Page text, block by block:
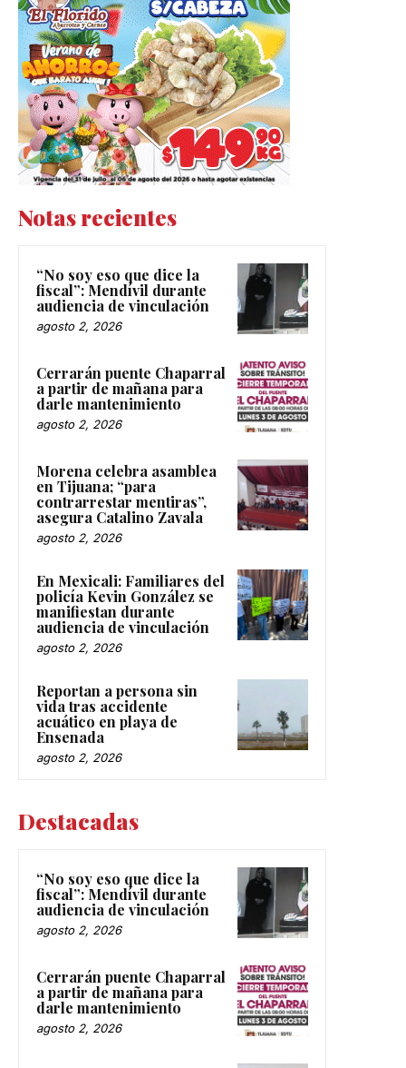
Notas recientes
“No soy eso que dice la
fiscal”: Mendívil durante
audiencia de vinculación
agosto 2, 2026
Cerrarán puente Chaparral
a partir de mañana para
darle mantenimiento
agosto 2, 2026
Morena celebra asamblea
en Tijuana; “para
contrarrestar mentiras”,
asegura Catalino Zavala
agosto 2, 2026
En Mexicali: Familiares del
policía Kevin González se
manifiestan durante
audiencia de vinculación
agosto 2, 2026
Reportan a persona sin
vida tras accidente
acuático en playa de
Ensenada
agosto 2, 2026
Destacadas
“No soy eso que dice la
fiscal”: Mendívil durante
audiencia de vinculación
agosto 2, 2026
Cerrarán puente Chaparral
a partir de mañana para
darle mantenimiento
agosto 2, 2026